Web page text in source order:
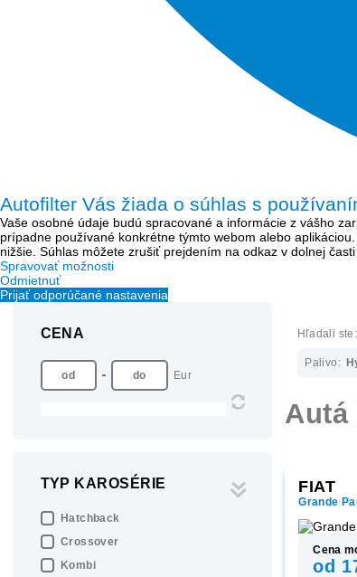
Autofilter Vás žiada o súhlas s
Vaše osobné údaje budú spracované a informácie z vášho
prípadne používané konkrétne týmto webom alebo
nižšie. Súhlas môžete zrušiť prejdením na odkaz v dolnej
Spravovať možnosti
Odmietnuť
Prijať odporúčané nastavenia
CENA
Eur
TYP KAROSÉRIE
Hatchback
Crossover
Kombi
Hľadali ste:
Palivo:
Autá
FIAT
Grande
Cena
od